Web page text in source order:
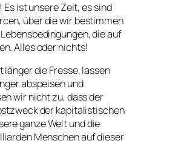
Es ist unsere Zeit, es sind
über die wir bestimmen
die auf
Alles oder nichts!
länger die Fresse, lassen
abspeisen und
wir nicht zu, dass der
der kapitalistischen
ganze Welt und die
Menschen auf dieser